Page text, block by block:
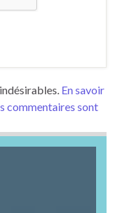
En savoir
commentaires sont